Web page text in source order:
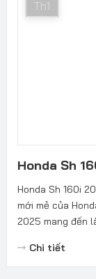
Th1
Honda Sh
Honda Sh 160i
mới mẻ của
2025 mang đến
Chi tiết